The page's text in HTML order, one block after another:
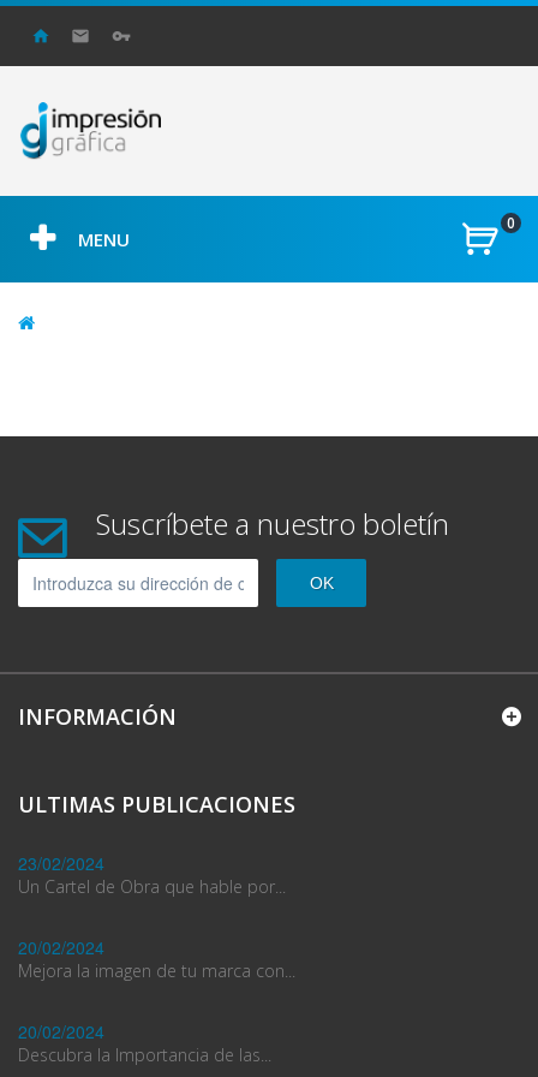
0
MENU
Suscríbete a nuestro boletín
OK
INFORMACIÓN
ULTIMAS PUBLICACIONES
23/02/2024
Un Cartel de Obra que hable por...
20/02/2024
Mejora la imagen de tu marca con...
20/02/2024
Descubra la Importancia de las...